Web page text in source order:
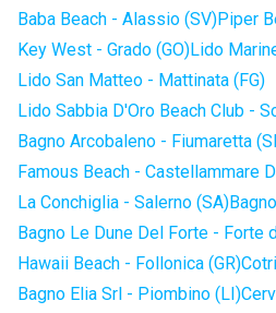
Baba Beach - Alassio (SV)Piper
Key West - Grado (GO)Lido
Lido San Matteo - Mattinata (FG)
Lido Sabbia D'Oro Beach Club -
Bagno Arcobaleno - Fiumaretta
Famous Beach - Castellammare
La Conchiglia - Salerno (SA)
Bagno Le Dune Del Forte - Forte
Hawaii Beach - Follonica (GR)
Bagno Elia Srl - Piombino (LI)